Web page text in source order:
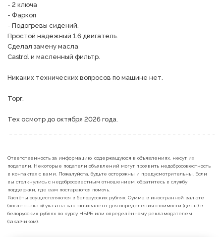
- 2 ключа
- Фаркоп
- Подогревы сидений.
Простой надежный 1.6 двигатель.
Сделал замену масла
Castrol и масленный фильтр.
Никаких технических вопросов по машине нет.
Торг.
Тех осмотр до октября 2026 года.
Ответственность за информацию, содержащуюся в объявлениях, несут их
податели. Некоторые податели объявлений могут проявить недобросовестность
в контактах с вами. Пожалуйста, будьте осторожны и предусмотрительны. Если
вы столкнулись с недобросовестным отношением, обратитесь в службу
поддержки, где вам постараются помочь.
Расчёты осуществляются в белорусских рублях. Сумма в иностранной валюте
(после знака ≈) указана как эквивалент для определения стоимости (цены) в
белорусских рублях по курсу НБРБ или определённому рекламодателем
(заказчиком).